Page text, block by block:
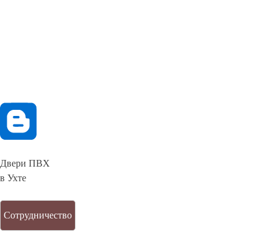
Двери ПВХ
в Ухте
Сотрудничество